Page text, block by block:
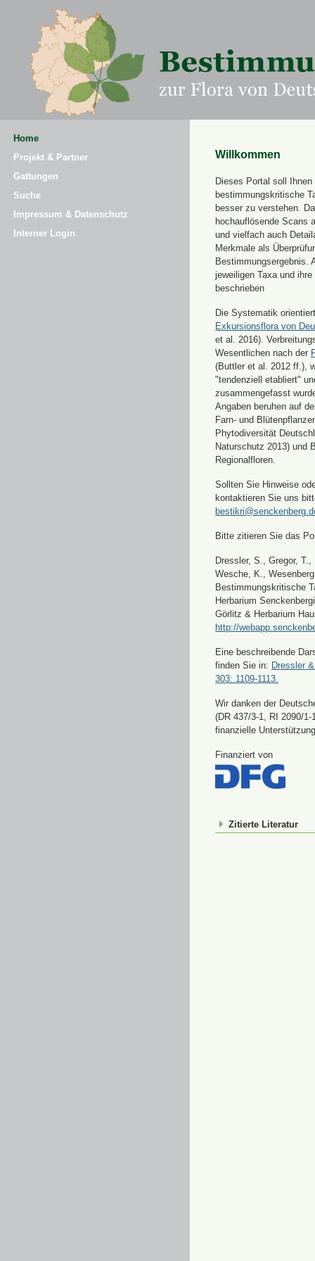
Home
Projekt & Partner
Gattungen
Suche
Impressum & Datenschutz
Interner Login
Willkommen
Dieses Portal soll Ihnen
bestimmungskritische
besser zu verstehen.
hochauflösende Scans
und vielfach auch
Merkmale als
Bestimmungsergebnis.
jeweiligen Taxa und
beschrieben
Die Systematik
Exkursionsflora von
et al. 2016).
Wesentlichen nach der
(Buttler et al. 2012 ff.),
"tendenziell etabliert"
zusammengefasst
Angaben beruhen auf
Farn- und
Phytodiversität
Naturschutz 2013) und
Regionalfloren.
Sollten Sie Hinweise
kontaktieren Sie uns
Bitte zitieren Sie das
Dressler, S., Gregor,
Wesche, K.,
Bestimmungskritische
Herbarium
Görlitz & Herbarium
http://
Eine beschreibende
finden Sie in: Dressler
303: 1109-1113.
Wir danken der
(DR 437/3-1, RI 2090/
finanzielle
Finanziert von
Zitierte Literatur